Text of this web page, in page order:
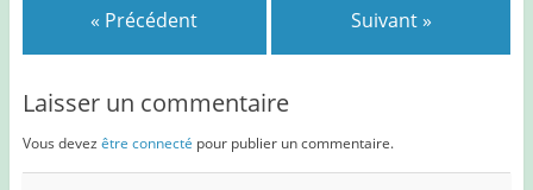
« Précédent Suivant »
Laisser un commentaire
Vous devez être connecté pour publier un commentaire.